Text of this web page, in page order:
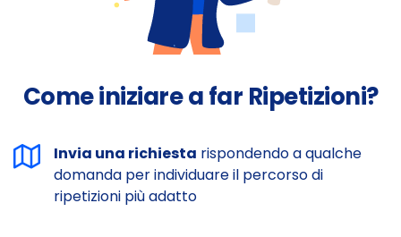
Come iniziare a far Ripetizioni?
Invia una richiesta rispondendo a qualche
domanda per individuare il percorso di
ripetizioni più adatto